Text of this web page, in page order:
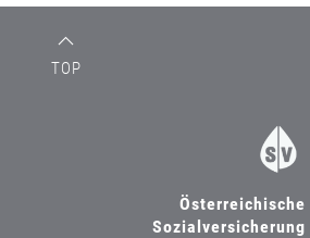
TOP
Österreichische
Sozialversicherung